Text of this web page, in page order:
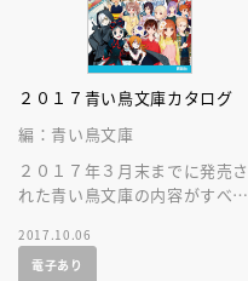
２０１７青い鳥文庫カタログ
編：青い鳥文庫
２０１７年３月末までに発売さ
れた青い鳥文庫の内容がすべて
ログです。読みたい本が必ず見
つかります！
2017.10.06
電子あり